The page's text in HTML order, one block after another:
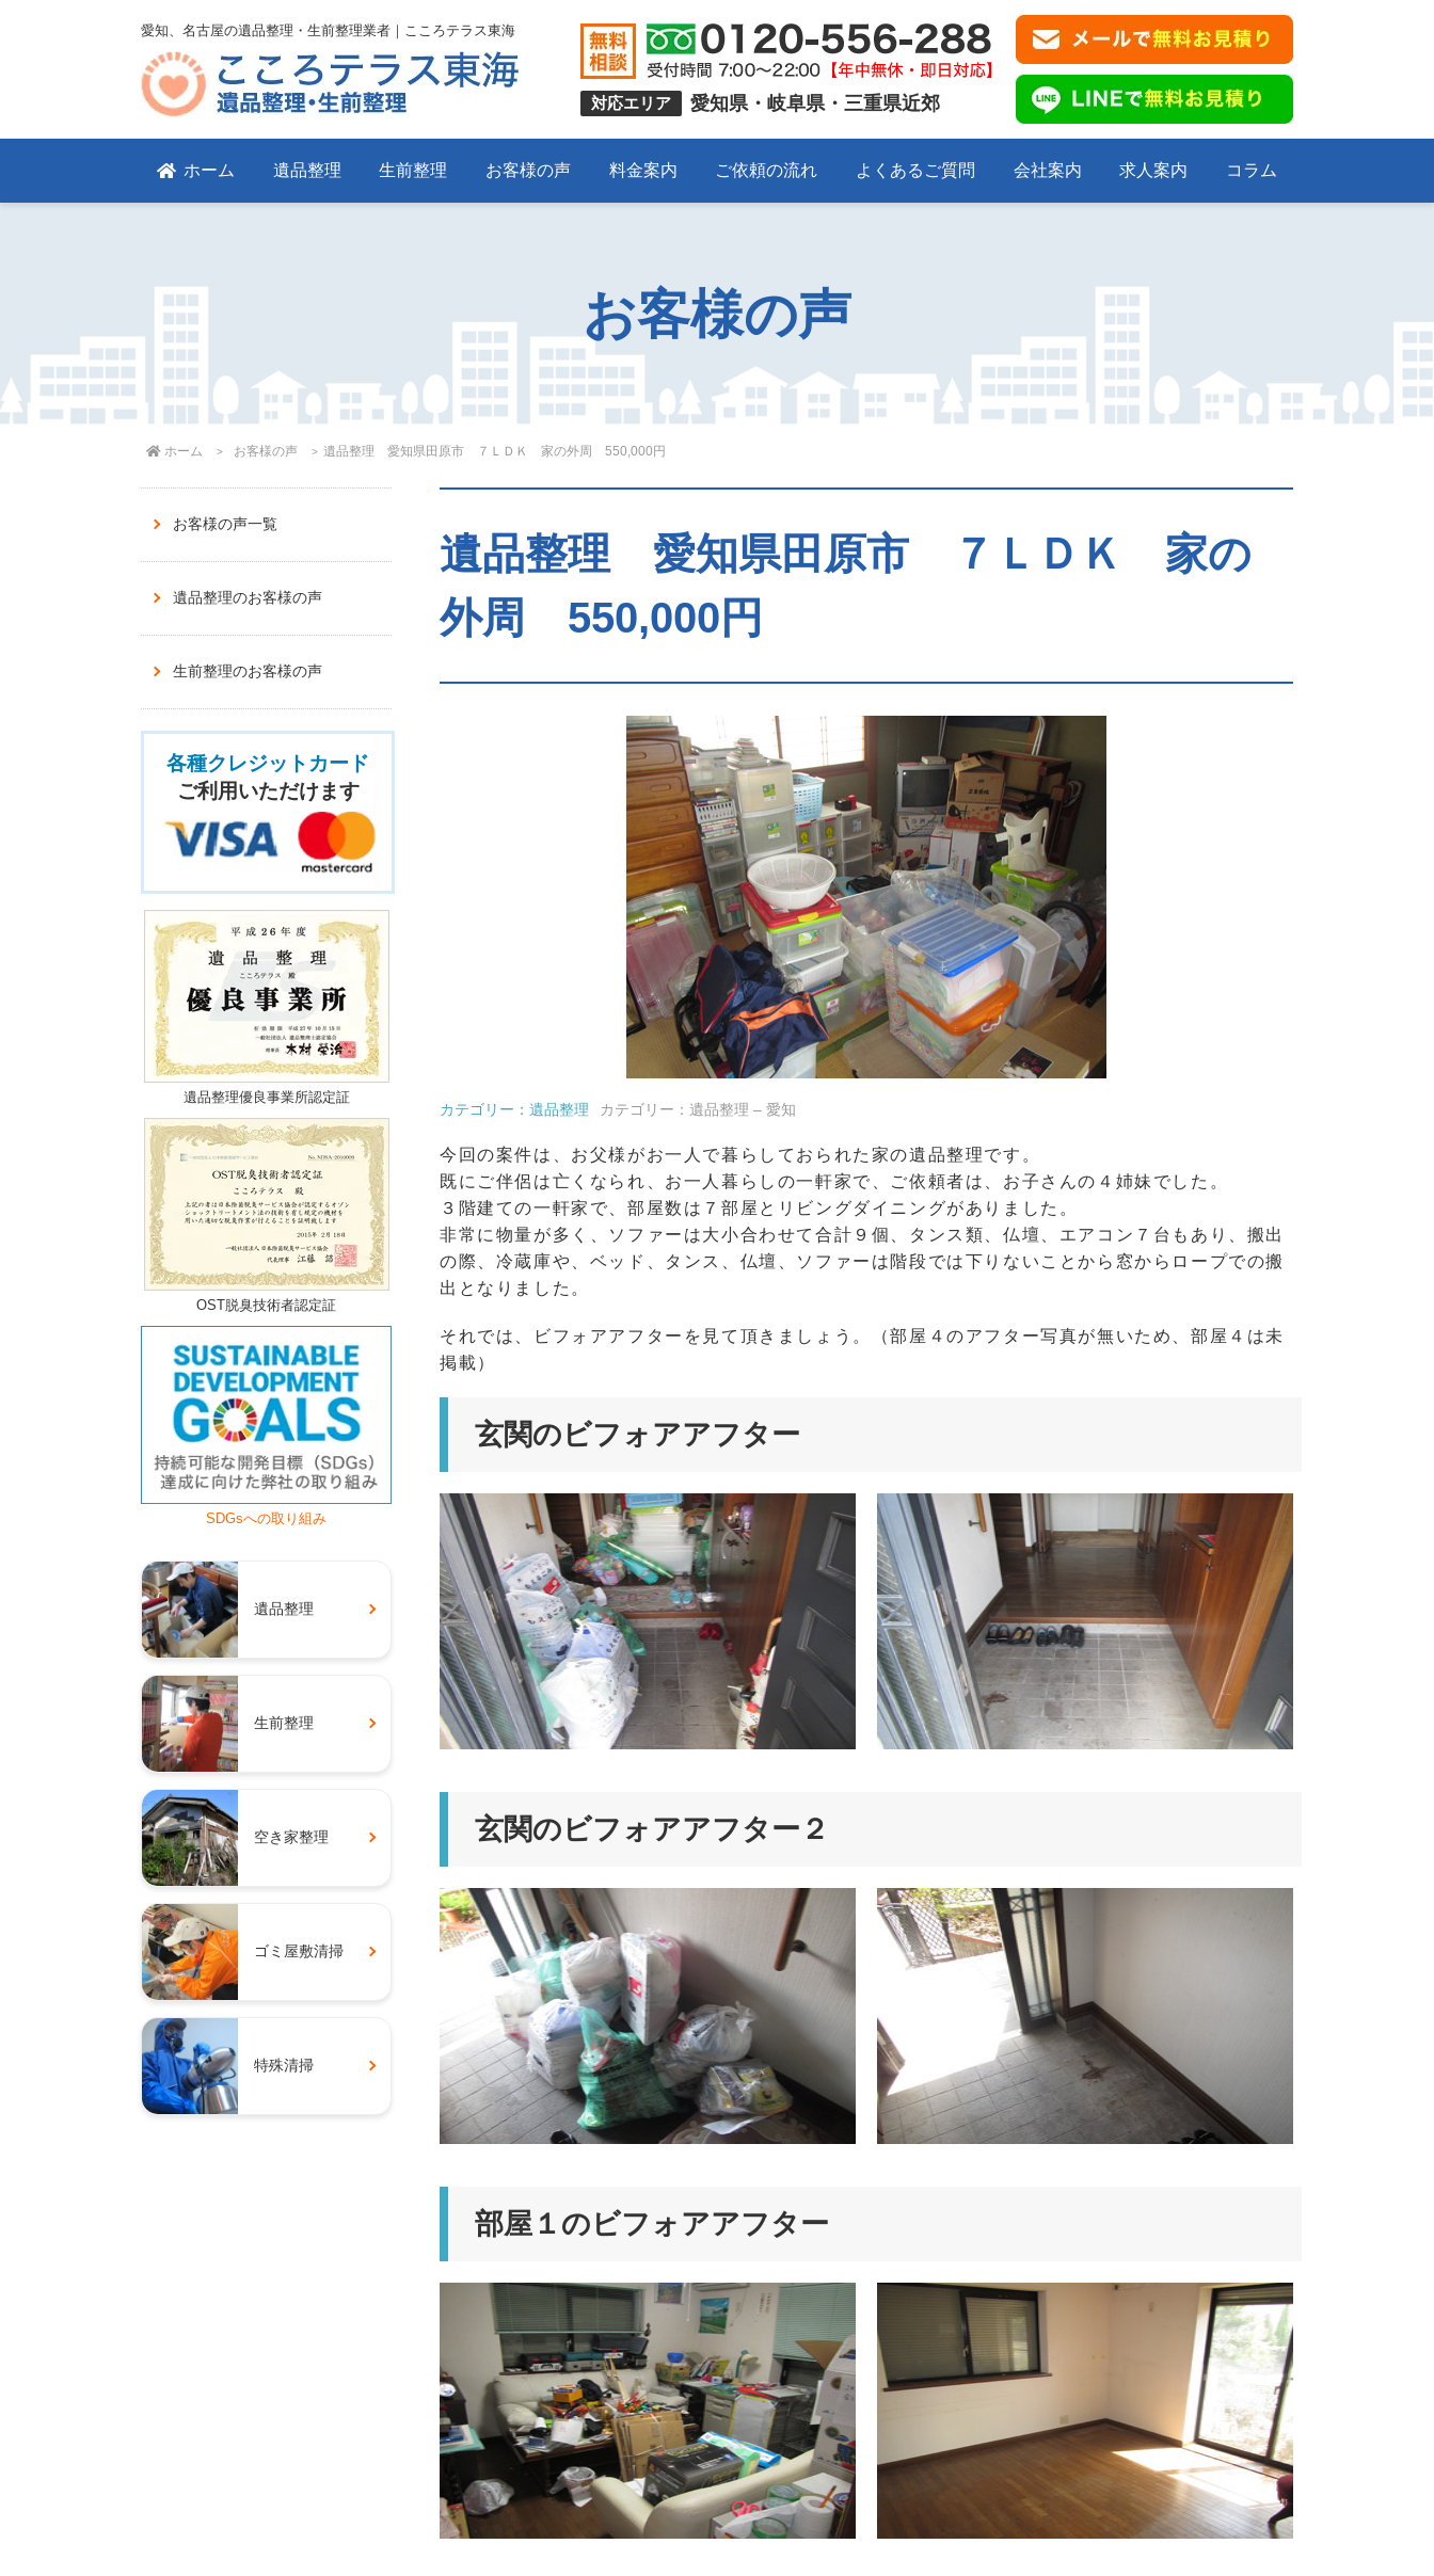
愛知、名古屋の遺品整理・生前整理業者｜こころテラス東海
対応エリア 愛知県・岐阜県・三重県近郊
ホーム 遺品整理 生前整理 お客様の声 料金案内 ご依頼の流れ よくあるご質問 会社案内 求人案内 コラム
お客様の声
ホーム お客様の声 遺品整理 愛知県田原市 ７ＬＤＫ 家の外周 550,000円
遺品整理 愛知県田原市 ７ＬＤＫ 家の
外周 550,000円
カテゴリー：遺品整理 カテゴリー：遺品整理 – 愛知
今回の案件は、お父様がお一人で暮らしておられた家の遺品整理です。
既にご伴侶は亡くなられ、お一人暮らしの一軒家で、ご依頼者は、お子さんの４姉妹でした。
３階建ての一軒家で、部屋数は７部屋とリビングダイニングがありました。
非常に物量が多く、ソファーは大小合わせて合計９個、タンス類、仏壇、エアコン７台もあり、搬出
の際、冷蔵庫や、ベッド、タンス、仏壇、ソファーは階段では下りないことから窓からロープでの搬
出となりました。
それでは、ビフォアアフターを見て頂きましょう。（部屋４のアフター写真が無いため、部屋４は未
掲載）
玄関のビフォアアフター
玄関のビフォアアフター２
部屋１のビフォアアフター
お客様の声一覧
遺品整理のお客様の声
生前整理のお客様の声
各種クレジットカード
ご利用いただけます
遺品整理優良事業所認定証
OST脱臭技術者認定証
SDGsへの取り組み
遺品整理
生前整理
空き家整理
ゴミ屋敷清掃
特殊清掃